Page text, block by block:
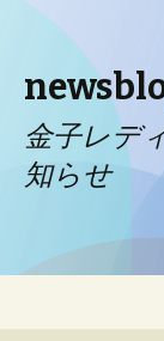
金子レデ
知らせ